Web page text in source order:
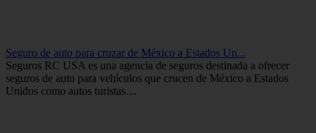
Seguro de auto para cruzar de México a Estados Un...
Seguros RC USA es una agencia de seguros destinada a ofrecer
seguros de auto para vehículos que crucen de México a Estados
Unidos como autos turistas....